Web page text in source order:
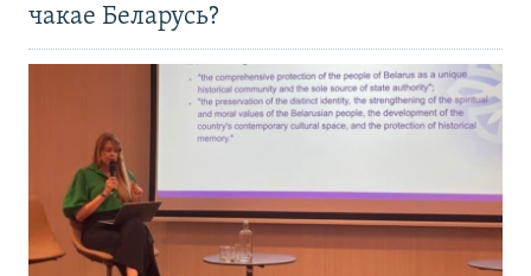
чакае Беларусь?